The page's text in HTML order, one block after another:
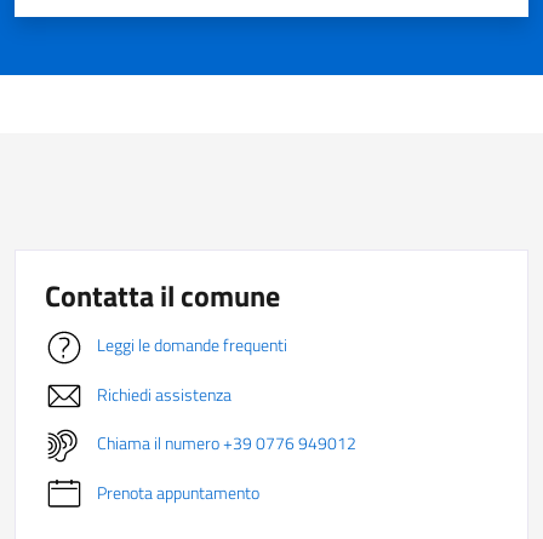
Contatta il comune
Leggi le domande frequenti
Richiedi assistenza
Chiama il numero +39 0776 949012
Prenota appuntamento